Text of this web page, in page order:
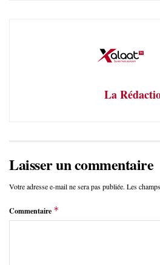
La
Laisser un commentaire
Votre adresse e-mail ne sera pas publiée. Les
Commentaire *